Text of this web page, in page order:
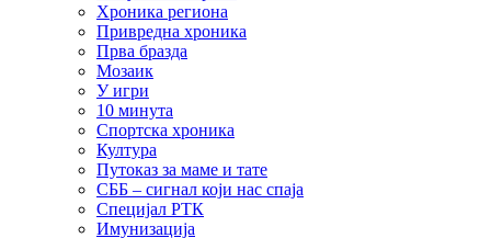
Хроника региона
Привредна хроника
Прва бразда
Мозаик
У игри
10 минута
Спортска хроника
Култура
Путоказ за маме и тате
СББ – сигнал који нас спаја
Специјал РТК
Имунизација